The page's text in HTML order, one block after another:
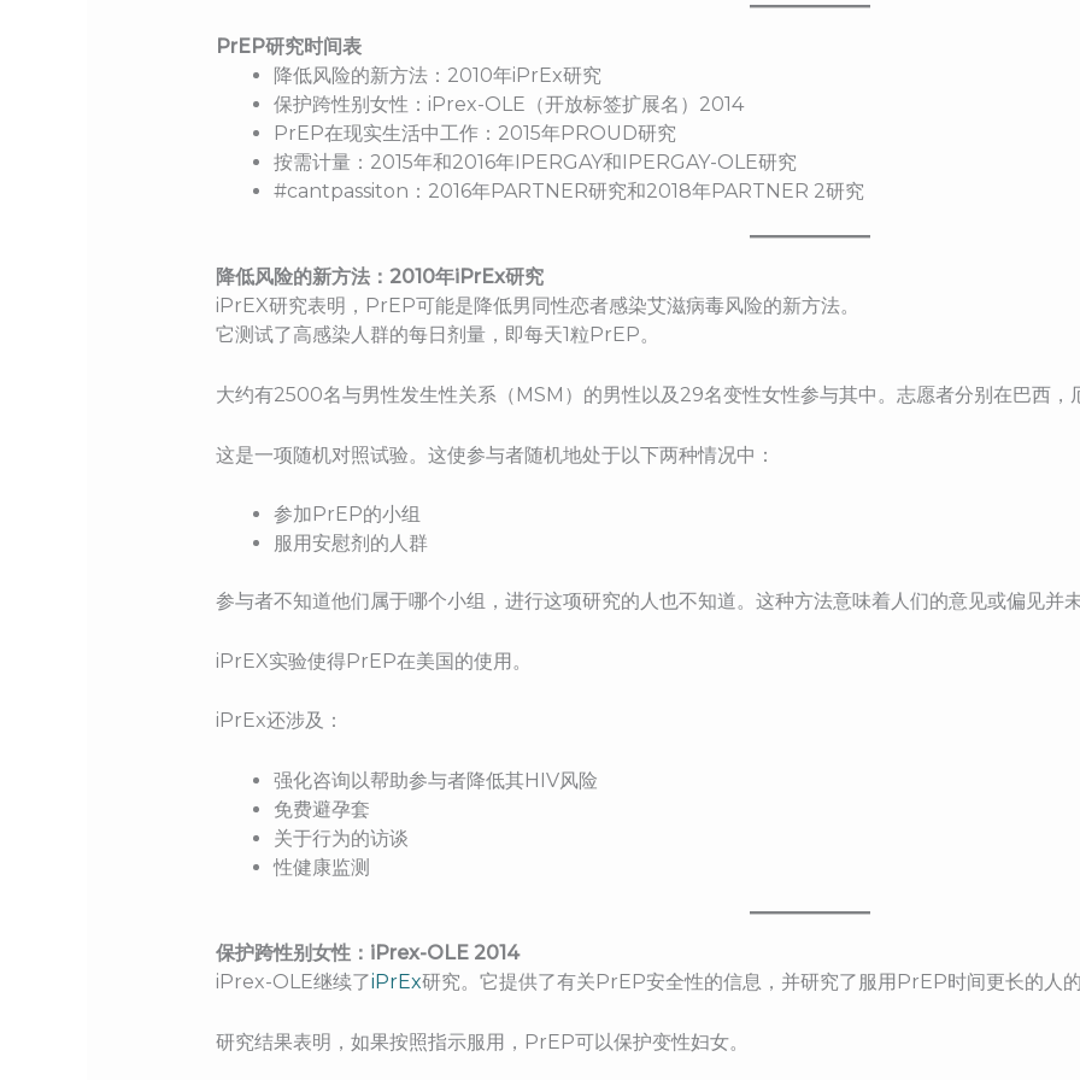
PrEP研究时间表
降低风险的新方法：2010年iPrEx研究
保护跨性别女性：iPrex-OLE（开放标签扩展名）2014
PrEP在现实生活中工作：2015年PROUD研究
按需计量：2015年和2016年IPERGAY和IPERGAY-OLE研究
#cantpassiton：2016年PARTNER研究和2018年PARTNER 2研究
降低风险的新方法：2010年iPrEx研究
iPrEX研究表明，PrEP可能是降低男同性恋者感染艾滋病毒风险的新方法。
它测试了高感染人群的每日剂量，即每天1粒PrEP。
大约有2500名与男性发生性关系（MSM）的男性以及29名变性女性参与其中。志愿者分别在巴西，
这是一项随机对照试验。这使参与者随机地处于以下两种情况中：
参加PrEP的小组
服用安慰剂的人群
参与者不知道他们属于哪个小组，进行这项研究的人也不知道。这种方法意味着人们的意见或偏见并未
iPrEX实验使得PrEP在美国的使用。
iPrEx还涉及：
强化咨询以帮助参与者降低其HIV风险
免费避孕套
关于行为的访谈
性健康监测
保护跨性别女性：iPrex-OLE 2014
iPrex-OLE继续了iPrEx研究。它提供了有关PrEP安全性的信息，并研究了服用PrEP时间更长的人的
研究结果表明，如果按照指示服用，PrEP可以保护变性妇女。